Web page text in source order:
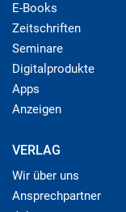
E-Books
Zeitschriften
Seminare
Digitalprodukte
Apps
Anzeigen
VERLAG
Wir über uns
Ansprechpartner